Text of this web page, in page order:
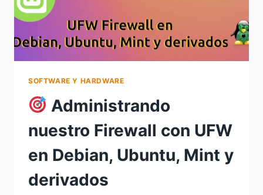
SOFTWARE Y HARDWARE
Administrando
nuestro Firewall con UFW
en Debian, Ubuntu, Mint y
derivados